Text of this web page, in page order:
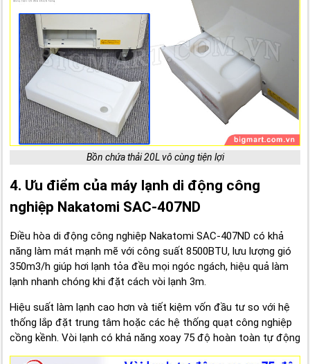
Bồn chứa thải 20L vô cùng tiện lợi
4. Ưu điểm của máy lạnh di động công
nghiệp Nakatomi SAC-407ND
Điều hòa di động công nghiệp Nakatomi SAC-407ND có khả
năng làm mát mạnh mẽ với công suất 8500BTU, lưu lượng gió
350m3/h giúp hơi lạnh tỏa đều mọi ngóc ngách, hiệu quả làm
lạnh nhanh chóng khi đặt cách vòi lạnh 3m.
Hiệu suất làm lạnh cao hơn và tiết kiệm vốn đầu tư so với hệ
thống lắp đặt trung tâm hoặc các hệ thống quạt công nghiệp
cồng kềnh. Vòi lạnh có khả năng xoay 75 độ hoàn toàn tự động